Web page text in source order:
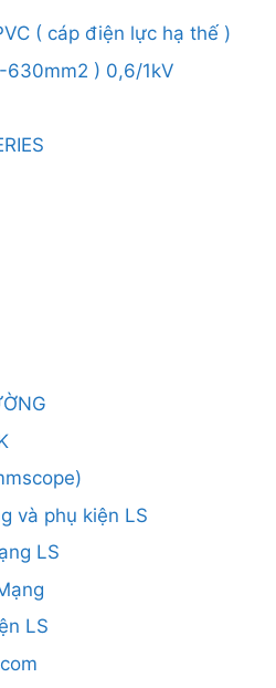
( cáp điện lực hạ thế )
630mm2 ) 0,6/1kV
và phụ kiện LS
LS
LS